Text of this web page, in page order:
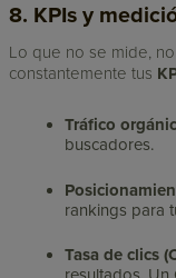
8. KPIs y
Lo que no se mide,
constantemente tus
Tráfico
buscadores.
rankings para
Tasa de clics